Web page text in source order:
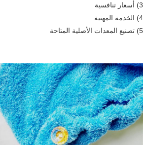
3) أسعار تنافسية
4) الخدمة المهنية
5) تصنيع المعدات الأصلية المتاحة